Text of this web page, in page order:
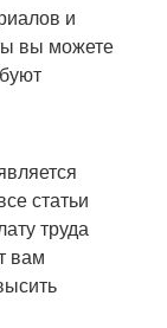
и
вы можете
статьи
труда
вам